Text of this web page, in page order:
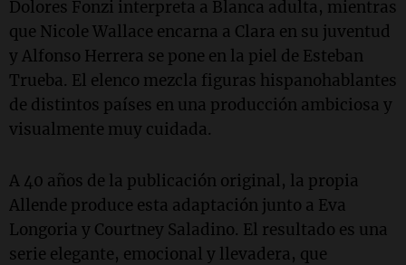
Dolores Fonzi interpreta a Blanca adulta, mientras
que Nicole Wallace encarna a Clara en su juventud
y Alfonso Herrera se pone en la piel de Esteban
Trueba. El elenco mezcla figuras hispanohablantes
de distintos países en una producción ambiciosa y
visualmente muy cuidada.
A 40 años de la publicación original, la propia
Allende produce esta adaptación junto a Eva
Longoria y Courtney Saladino. El resultado es una
serie elegante, emocional y llevadera, que